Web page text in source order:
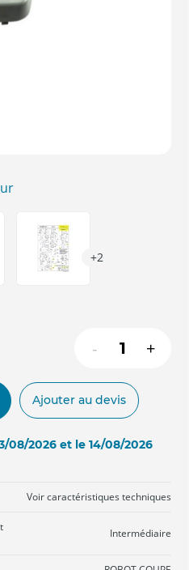
+2
- +
Ajouter au devis
08/2026 et le 14/08/2026
Voir caractéristiques techniques
Intermédiaire